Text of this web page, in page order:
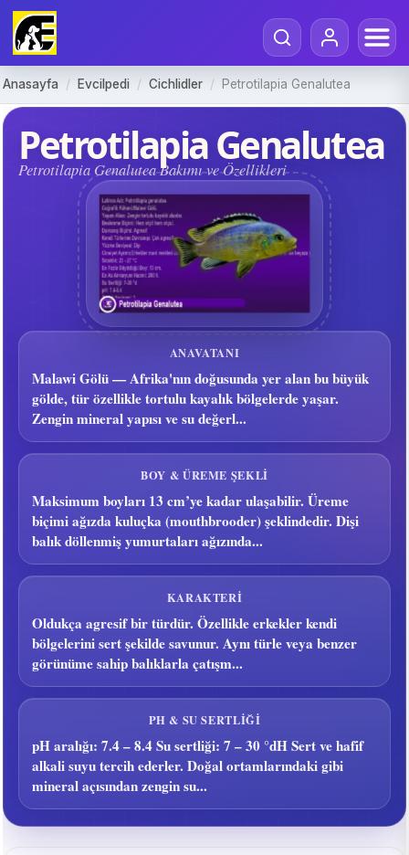
Anasayfa / Evcilpedi / Cichlidler / Petrotilapia Genalutea
Petrotilapia Genalutea
Petrotilapia Genalutea Bakımı ve Özellikleri
ANAVATANI
Malawi Gölü — Afrika'nın doğusunda yer alan bu büyük
gölde, tür özellikle tortulu kayalık bölgelerde yaşar.
Zengin mineral yapısı ve su değerl...
BOY & ÜREME ŞEKLI
Maksimum boyları 13 cm’ye kadar ulaşabilir. Üreme
biçimi ağızda kuluçka (mouthbrooder) şeklindedir. Dişi
balık döllenmiş yumurtaları ağızında...
KARAKTERI
Oldukça agresif bir türdür. Özellikle erkekler kendi
bölgelerini sert şekilde savunur. Aynı türle veya benzer
görünüme sahip balıklarla çatışm...
PH & SU SERTLIĞI
pH aralığı: 7.4 – 8.4 Su sertliği: 7 – 30 °dH Sert ve hafif
alkali suyu tercih ederler. Doğal ortamlarındaki gibi
mineral açısından zengin su...